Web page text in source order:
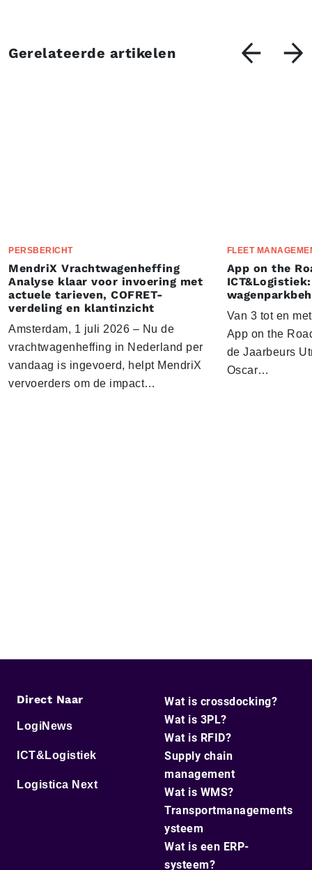
Gerelateerde artikelen
PERSBERICHT
MendriX Vrachtwagenheffing
Analyse klaar voor invoering met
actuele tarieven, COFRET-
verdeling en klantinzicht
Amsterdam, 1 juli 2026 – Nu de
vrachtwagenheffing in Nederland per
vandaag is ingevoerd, helpt MendriX
vervoerders om de impact…
FLEET
App on the
Van 3 tot en
App on the
de Jaarbeurs
Oscar…
Direct Naar
LogiNews
ICT&Logistiek
Logistica Next
Wat is crossdocking?
Wat is 3PL?
Wat is RFID?
Supply chain
management
Wat is WMS?
Transportmanagements
ysteem
Wat is een ERP-
systeem?